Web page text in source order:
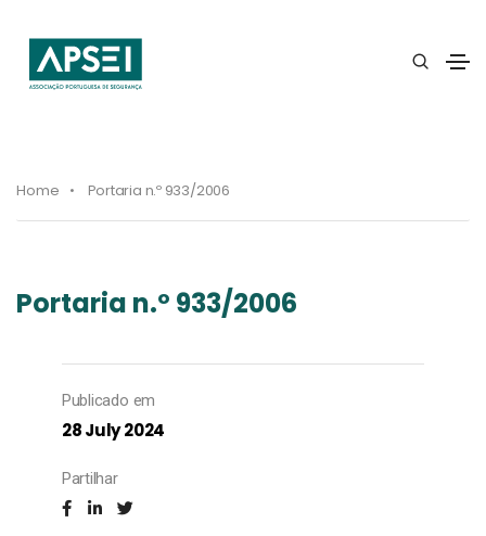
Home Portaria n.º 933/2006
Portaria n.º 933/2006
Publicado em
28 July 2024
Partilhar